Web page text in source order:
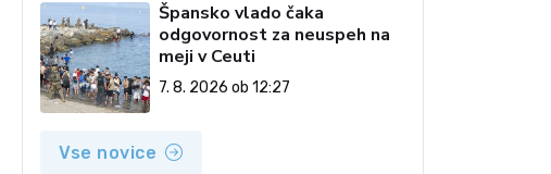
Špansko vlado čaka
odgovornost za neuspeh na
meji v Ceuti
7. 8. 2026 ob 12:27
Vse novice